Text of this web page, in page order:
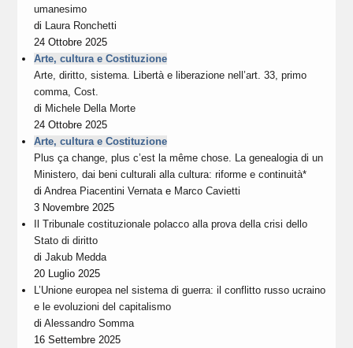
umanesimo
di Laura Ronchetti
24 Ottobre 2025
Arte, cultura e Costituzione
Arte, diritto, sistema. Libertà e liberazione nell’art. 33, primo
comma, Cost.
di Michele Della Morte
24 Ottobre 2025
Arte, cultura e Costituzione
Plus ça change, plus c’est la même chose. La genealogia di un
Ministero, dai beni culturali alla cultura: riforme e continuità*
diAndrea Piacentini Vernatae Marco Cavietti
3 Novembre 2025
Il Tribunale costituzionale polacco alla prova della crisi dello
Stato di diritto
diJakub Medda
20 Luglio 2025
L’Unione europea nel sistema di guerra: il conflitto russo ucraino
e le evoluzioni del capitalismo
diAlessandro Somma
16 Settembre 2025